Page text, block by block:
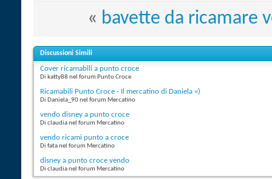
« bavette da ricamare
Discussioni Simili
Cover ricamabili a punto croce
Di katty88 nel forum Punto Croce
Ricamabili Punto Croce - Il mercatino di Daniela =)
Di Daniela_90 nel forum Mercatino
vendo disney a punto croce
Di claudia nel forum Mercatino
vendo ricami punto a croce
Di fata nel forum Mercatino
disney a punto croce vendo
Di claudia nel forum Mercatino